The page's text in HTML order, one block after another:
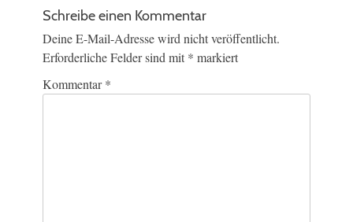
Schreibe einen Kommentar
Deine E-Mail-Adresse wird nicht veröffentlicht.
Erforderliche Felder sind mit * markiert
Kommentar*